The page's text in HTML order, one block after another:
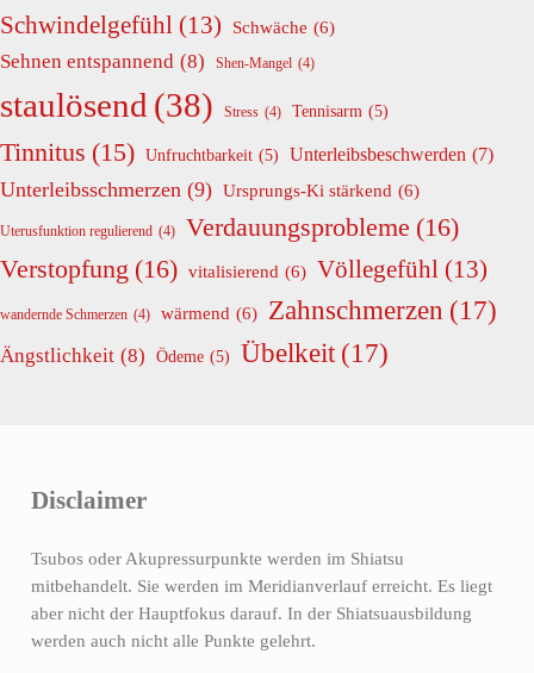
Schwindelgefühl (13) Schwäche (6)
Sehnen entspannend (8) Shen-Mangel (4)
staulösend (38) Stress (4) Tennisarm (5)
Tinnitus (15) Unfruchtbarkeit (5) Unterleibsbeschwerden (7)
Unterleibsschmerzen (9) Ursprungs-Ki stärkend (6)
Uterusfunktion regulierend (4) Verdauungsprobleme (16)
Verstopfung (16) vitalisierend (6) Völlegefühl (13)
wandernde Schmerzen (4) wärmend (6) Zahnschmerzen (17)
Ängstlichkeit (8) Ödeme (5) Übelkeit (17)
Disclaimer
Tsubos oder Akupressurpunkte werden im Shiatsu
mitbehandelt. Sie werden im Meridianverlauf erreicht. Es liegt
aber nicht der Hauptfokus darauf. In der Shiatsuausbildung
werden auch nicht alle Punkte gelehrt.